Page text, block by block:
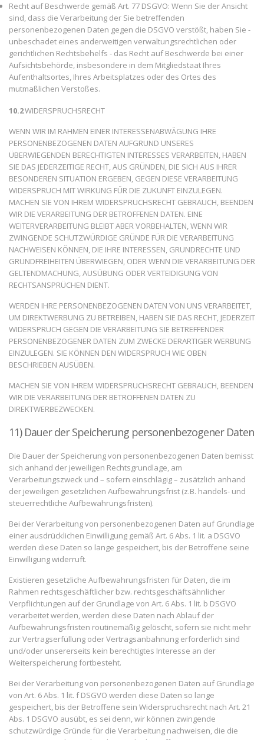
Recht auf Beschwerde gemäß Art. 77 DSGVO: Wenn Sie der Ansicht
sind, dass die Verarbeitung der Sie betreffenden
personenbezogenen Daten gegen die DSGVO verstößt, haben Sie -
unbeschadet eines anderweitigen verwaltungsrechtlichen oder
gerichtlichen Rechtsbehelfs - das Recht auf Beschwerde bei einer
Aufsichtsbehörde, insbesondere in dem Mitgliedstaat Ihres
Aufenthaltsortes, Ihres Arbeitsplatzes oder des Ortes des
mutmaßlichen Verstoßes.
10.2WIDERSPRUCHSRECHT
WENN WIR IM RAHMEN EINER INTERESSENABWÄGUNG IHRE
PERSONENBEZOGENEN DATEN AUFGRUND UNSERES
ÜBERWIEGENDEN BERECHTIGTEN INTERESSES VERARBEITEN, HABEN
SIE DAS JEDERZEITIGE RECHT, AUS GRÜNDEN, DIE SICH AUS IHRER
BESONDEREN SITUATION ERGEBEN, GEGEN DIESE VERARBEITUNG
WIDERSPRUCH MIT WIRKUNG FÜR DIE ZUKUNFT EINZULEGEN.
MACHEN SIE VON IHREM WIDERSPRUCHSRECHT GEBRAUCH, BEENDEN
WIR DIE VERARBEITUNG DER BETROFFENEN DATEN. EINE
WEITERVERARBEITUNG BLEIBT ABER VORBEHALTEN, WENN WIR
ZWINGENDE SCHUTZWÜRDIGE GRÜNDE FÜR DIE VERARBEITUNG
NACHWEISEN KÖNNEN, DIE IHRE INTERESSEN, GRUNDRECHTE UND
GRUNDFREIHEITEN ÜBERWIEGEN, ODER WENN DIE VERARBEITUNG DER
GELTENDMACHUNG, AUSÜBUNG ODER VERTEIDIGUNG VON
RECHTSANSPRÜCHEN DIENT.
WERDEN IHRE PERSONENBEZOGENEN DATEN VON UNS VERARBEITET,
UM DIREKTWERBUNG ZU BETREIBEN, HABEN SIE DAS RECHT, JEDERZEIT
WIDERSPRUCH GEGEN DIE VERARBEITUNG SIE BETREFFENDER
PERSONENBEZOGENER DATEN ZUM ZWECKE DERARTIGER WERBUNG
EINZULEGEN. SIE KÖNNEN DEN WIDERSPRUCH WIE OBEN
BESCHRIEBEN AUSÜBEN.
MACHEN SIE VON IHREM WIDERSPRUCHSRECHT GEBRAUCH, BEENDEN
WIR DIE VERARBEITUNG DER BETROFFENEN DATEN ZU
DIREKTWERBEZWECKEN.
11) Dauer der Speicherung personenbezogener Daten
Die Dauer der Speicherung von personenbezogenen Daten bemisst
sich anhand der jeweiligen Rechtsgrundlage, am
Verarbeitungszweck und – sofern einschlägig – zusätzlich anhand
der jeweiligen gesetzlichen Aufbewahrungsfrist (z.B. handels- und
steuerrechtliche Aufbewahrungsfristen).
Bei der Verarbeitung von personenbezogenen Daten auf Grundlage
einer ausdrücklichen Einwilligung gemäß Art. 6 Abs. 1 lit. a DSGVO
werden diese Daten so lange gespeichert, bis der Betroffene seine
Einwilligung widerruft.
Existieren gesetzliche Aufbewahrungsfristen für Daten, die im
Rahmen rechtsgeschäftlicher bzw. rechtsgeschäftsähnlicher
Verpflichtungen auf der Grundlage von Art. 6 Abs. 1 lit. b DSGVO
verarbeitet werden, werden diese Daten nach Ablauf der
Aufbewahrungsfristen routinemäßig gelöscht, sofern sie nicht mehr
zur Vertragserfüllung oder Vertragsanbahnung erforderlich sind
und/oder unsererseits kein berechtigtes Interesse an der
Weiterspeicherung fortbesteht.
Bei der Verarbeitung von personenbezogenen Daten auf Grundlage
von Art. 6 Abs. 1 lit. f DSGVO werden diese Daten so lange
gespeichert, bis der Betroffene sein Widerspruchsrecht nach Art. 21
Abs. 1 DSGVO ausübt, es sei denn, wir können zwingende
schutzwürdige Gründe für die Verarbeitung nachweisen, die die